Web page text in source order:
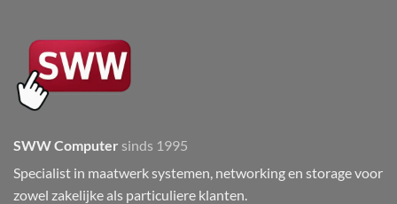
SWW Computer sinds 1995
Specialist in maatwerk systemen, networking en storage voor
zowel zakelijke als particuliere klanten.